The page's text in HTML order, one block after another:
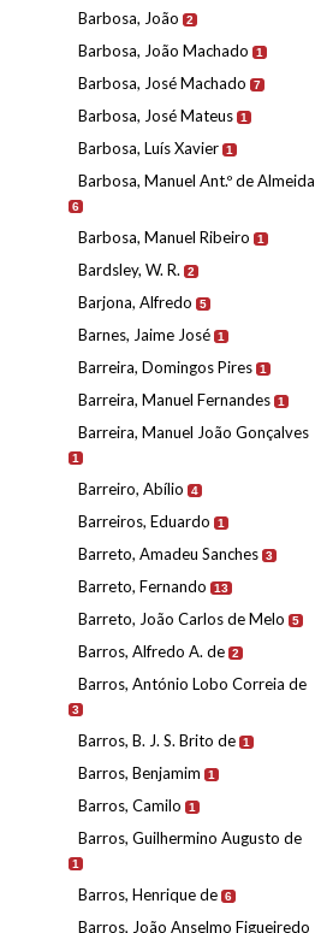
Barbosa, João 2
Barbosa, João Machado 1
Barbosa, José Machado 7
Barbosa, José Mateus 1
Barbosa, Luís Xavier 1
Barbosa, Manuel Ant.º de Almeida
6
Barbosa, Manuel Ribeiro 1
Bardsley, W. R. 2
Barjona, Alfredo 5
Barnes, Jaime José 1
Barreira, Domingos Pires 1
Barreira, Manuel Fernandes 1
Barreira, Manuel João Gonçalves
1
Barreiro, Abílio 4
Barreiros, Eduardo 1
Barreto, Amadeu Sanches 3
Barreto, Fernando 13
Barreto, João Carlos de Melo 5
Barros, Alfredo A. de 2
Barros, António Lobo Correia de
3
Barros, B. J. S. Brito de 1
Barros, Benjamim 1
Barros, Camilo 1
Barros, Guilhermino Augusto de
1
Barros, Henrique de 6
Barros, João Anselmo Figueiredo